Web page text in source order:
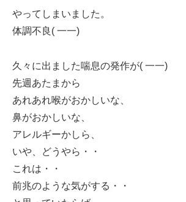
やってしまいました。
体調不良( 一一)
久々に出ました喘息の発作が( 一一)
先週あたまから
あれあれ喉がおかしいな、
鼻がおかしいな、
アレルギーかしら、
いや、どうやら・・
これは・・
前兆のような気がする・・